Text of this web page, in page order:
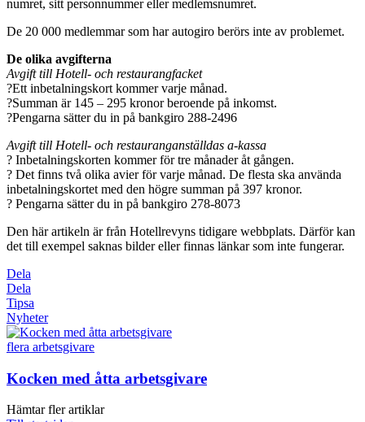
numret, sitt personnummer eller medlemsnumret.
De 20 000 medlemmar som har autogiro berörs inte av problemet.
De olika avgifterna
Avgift till Hotell- och restaurangfacket
?Ett inbetalningskort kommer varje månad.
?Summan är 145 – 295 kronor beroende på inkomst.
?Pengarna sätter du in på bankgiro 288-2496
Avgift till Hotell- och restauranganställdas a-kassa
? Inbetalningskorten kommer för tre månader åt gången.
? Det finns två olika avier för varje månad. De flesta ska använda
inbetalningskortet med den högre summan på 397 kronor.
? Pengarna sätter du in på bankgiro 278-8073
Den här artikeln är från Hotellrevyns tidigare webbplats. Därför kan
det till exempel saknas bilder eller finnas länkar som inte fungerar.
Dela
Dela
Tipsa
Nyheter
flera arbetsgivare
Kocken med åtta arbetsgivare
Hämtar fler artiklar